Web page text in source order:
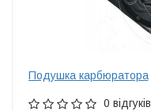
Подушка карбюратора
0 відгуків